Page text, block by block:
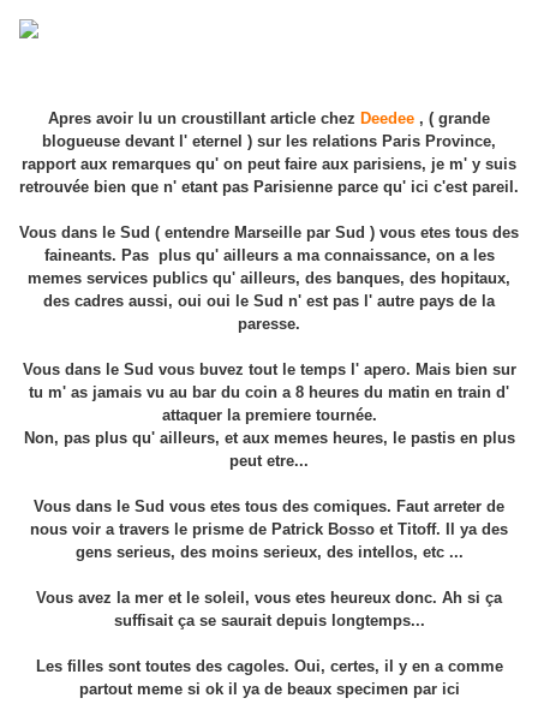
Apres avoir lu un croustillant article chez Deedee , ( grande
blogueuse devant l' eternel ) sur les relations Paris Province,
rapport aux remarques qu' on peut faire aux parisiens, je m' y suis
retrouvée bien que n' etant pas Parisienne parce qu' ici c'est pareil.
Vous dans le Sud ( entendre Marseille par Sud ) vous etes tous des
faineants. Pas plus qu' ailleurs a ma connaissance, on a les
memes services publics qu' ailleurs, des banques, des hopitaux,
des cadres aussi, oui oui le Sud n' est pas l' autre pays de la
paresse.
Vous dans le Sud vous buvez tout le temps l' apero. Mais bien sur
tu m' as jamais vu au bar du coin a 8 heures du matin en train d'
attaquer la premiere tournée.
Non, pas plus qu' ailleurs, et aux memes heures, le pastis en plus
peut etre...
Vous dans le Sud vous etes tous des comiques. Faut arreter de
nous voir a travers le prisme de Patrick Bosso et Titoff. Il ya des
gens serieus, des moins serieux, des intellos, etc ...
Vous avez la mer et le soleil, vous etes heureux donc. Ah si ça
suffisait ça se saurait depuis longtemps...
Les filles sont toutes des cagoles. Oui, certes, il y en a comme
partout meme si ok il ya de beaux specimen par ici